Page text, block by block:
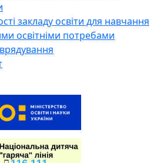
закладу освіти для навчання
освітніми потребами